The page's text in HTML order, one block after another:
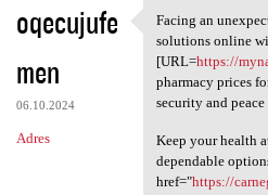
oqecujufe
men
06.10.2024
Adres
Facing an
Facing an
solutions online
[URL=https://
pharmacy prices
security and
Keep your health
dependable
href="https://